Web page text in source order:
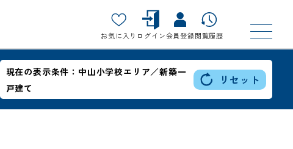
お気に入り ログイン会員登録閲覧履歴
現在の表示条件： 中山小学校エリア／新築一
戸建て
リセット